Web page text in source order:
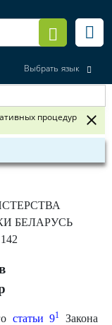
Выбрать язык
процедур
БЕЛАРУСЬ
статьи 91
Закона